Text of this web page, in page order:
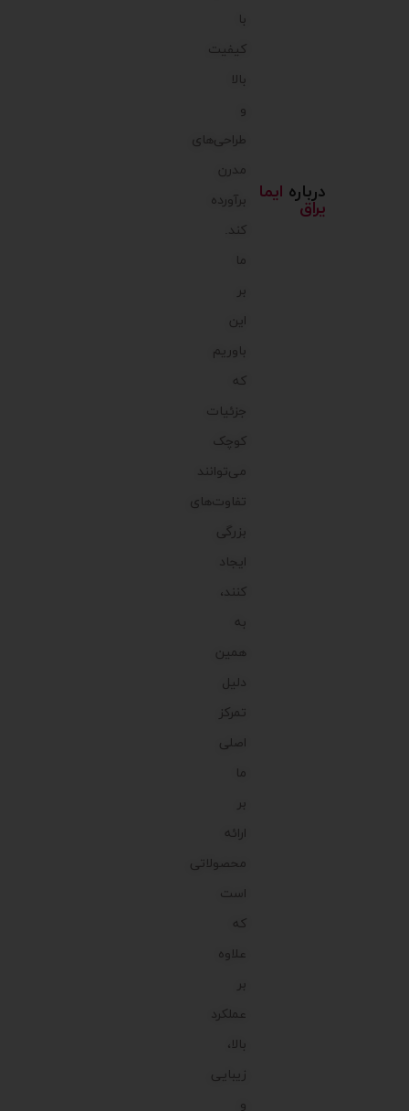
درباره ایما
یراق
با
کیفیت
بالا
و
طراحی‌های
مدرن
برآورده
کند.
ما
بر
این
باوریم
که
جزئیات
کوچک
می‌توانند
تفاوت‌های
بزرگی
ایجاد
کنند،
به
همین
دلیل
تمرکز
اصلی
ما
بر
ارائه
محصولاتی
است
که
علاوه
بر
عملکرد
بالا،
زیبایی
و